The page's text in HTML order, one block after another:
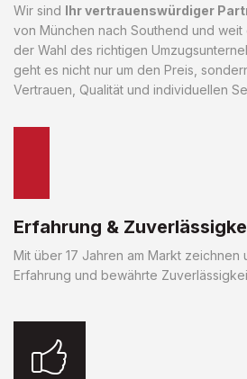
Wir sind Ihr vertrauenswürdiger
von München nach Southend und weit
der Wahl des richtigen
geht es nicht nur um den Preis,
Vertrauen, Qualität und individuellen
Erfahrung &
Mit über 17 Jahren am Markt zeichnen
Erfahrung und bewährte